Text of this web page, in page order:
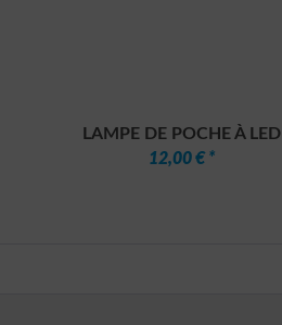
LAMPE DE POCHE À LED
12,00 € *